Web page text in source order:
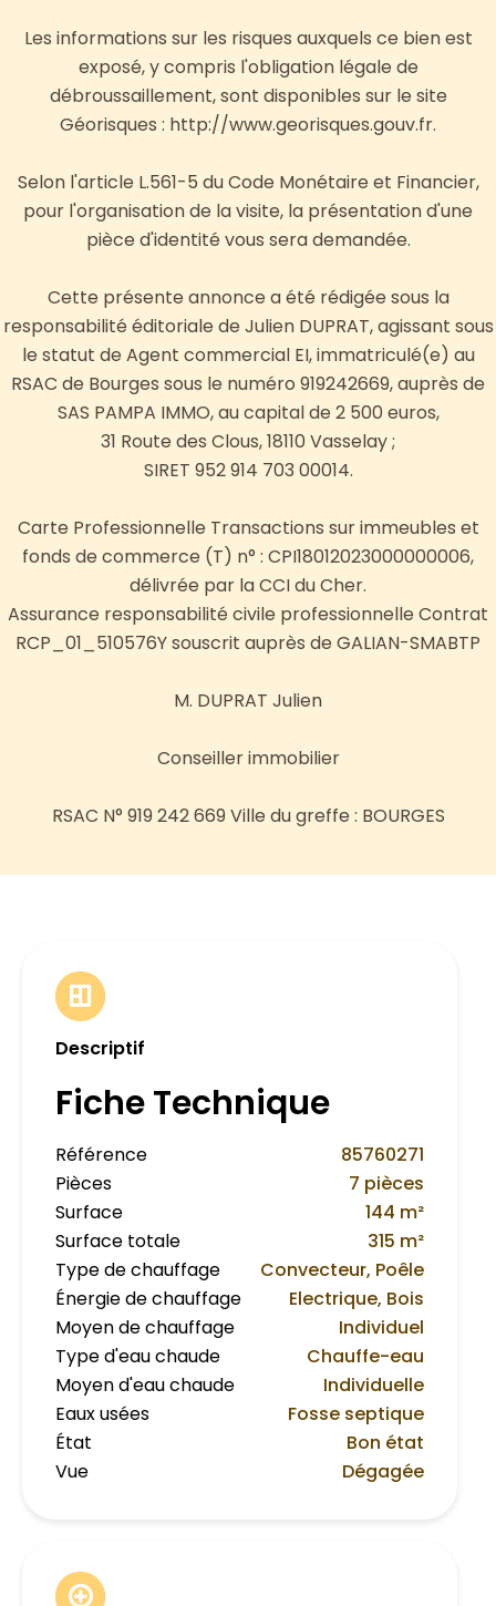
Les informations sur les risques auxquels ce bien est
exposé, y compris l'obligation légale de
débroussaillement, sont disponibles sur le site
Géorisques : http://www.georisques.gouv.fr.
Selon l'article L.561-5 du Code Monétaire et Financier,
pour l'organisation de la visite, la présentation d'une
pièce d'identité vous sera demandée.
Cette présente annonce a été rédigée sous la
responsabilité éditoriale de Julien DUPRAT, agissant sous
le statut de Agent commercial EI, immatriculé(e) au
RSAC de Bourges sous le numéro 919242669, auprès de
SAS PAMPA IMMO, au capital de 2 500 euros,
31 Route des Clous, 18110 Vasselay ;
SIRET 952 914 703 00014.
Carte Professionnelle Transactions sur immeubles et
fonds de commerce (T) n° : CPI18012023000000006,
délivrée par la CCI du Cher.
Assurance responsabilité civile professionnelle Contrat
RCP_01_510576Y souscrit auprès de GALIAN-SMABTP
M. DUPRAT Julien
Conseiller immobilier
RSAC N° 919 242 669 Ville du greffe : BOURGES
Descriptif
Fiche Technique
Référence
85760271
Pièces
7 pièces
Surface
144 m²
Surface totale
315 m²
Type de chauffage
Convecteur, Poêle
Énergie de chauffage
Electrique, Bois
Moyen de chauffage
Individuel
Type d'eau chaude
Chauffe-eau
Moyen d'eau chaude
Individuelle
Eaux usées
Fosse septique
État
Bon état
Vue
Dégagée